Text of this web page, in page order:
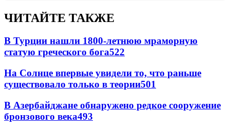
ЧИТАЙТЕ ТАКЖЕ
В Турции нашли 1800-летнюю мраморную
статую греческого бога522
На Солнце впервые увидели то, что раньше
существовало только в теории501
В Азербайджане обнаружено редкое сооружение
бронзового века493